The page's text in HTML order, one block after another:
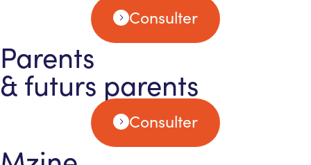
Consulter
Parents
& futurs parents
Consulter